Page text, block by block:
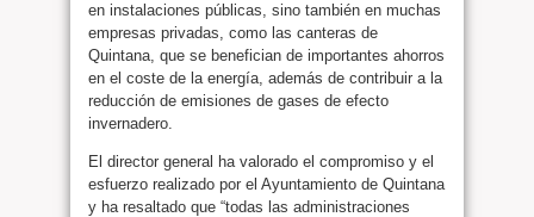
en instalaciones públicas, sino también en muchas
empresas privadas, como las canteras de
Quintana, que se benefician de importantes ahorros
en el coste de la energía, además de contribuir a la
reducción de emisiones de gases de efecto
invernadero.
El director general ha valorado el compromiso y el
esfuerzo realizado por el Ayuntamiento de Quintana
y ha resaltado que “todas las administraciones